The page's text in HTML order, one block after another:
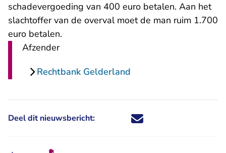
schadevergoeding van 400 euro betalen. Aan het
slachtoffer van de overval moet de man ruim 1.700
euro betalen.
Afzender
Rechtbank Gelderland
Deel dit nieuwsbericht: Deel dit nieuwsbericht via X -
Deel dit nieuwsbericht via
Deel dit nieuwsbericht
Deel dit